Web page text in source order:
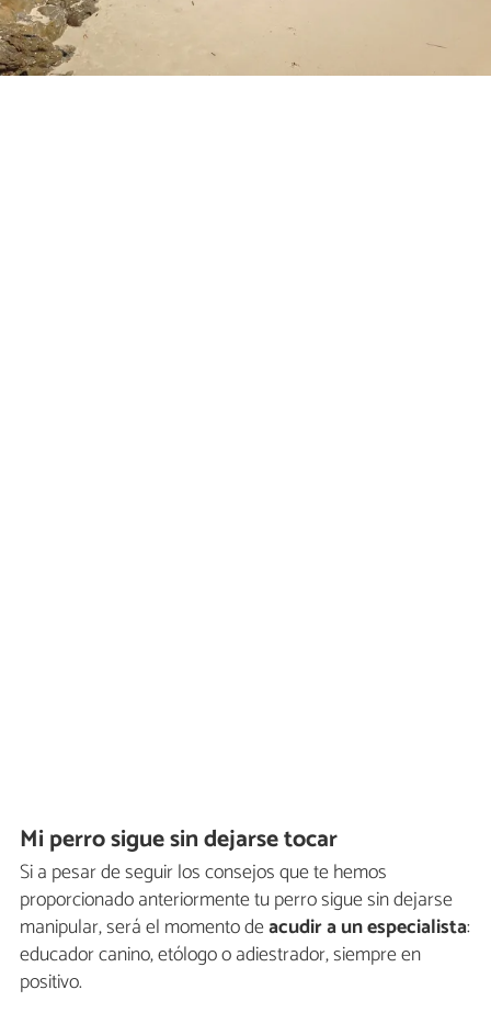
Mi perro sigue sin dejarse tocar
Si a pesar de seguir los consejos que te hemos
proporcionado anteriormente tu perro sigue sin dejarse
manipular, será el momento deacudir a un especialista:
educador canino, etólogo o adiestrador, siempre en
positivo.